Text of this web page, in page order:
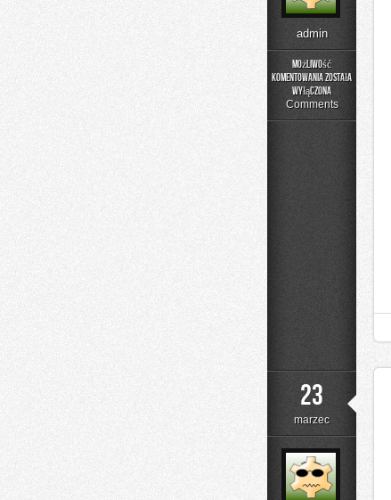
admin
Możliwość
komentowania
Bikepackingowe
została
wyłączona
Comments
23
marzec